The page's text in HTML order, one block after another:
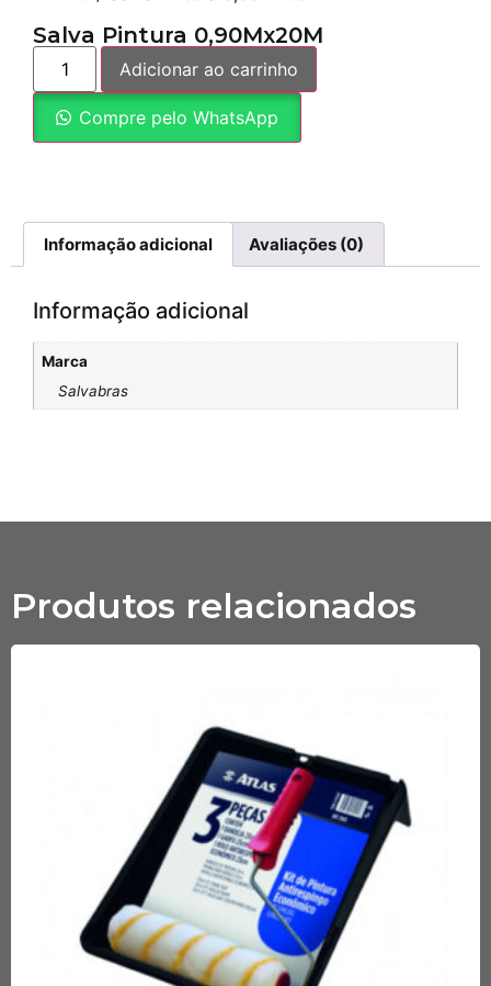
Salva Pintura 0,90Mx20M
Adicionar ao carrinho
Compre pelo WhatsApp
Informação adicional Avaliações (0)
Informação adicional
Marca
Salvabras
Produtos relacionados